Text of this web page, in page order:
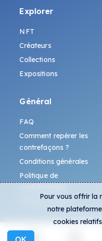
Explorer
NFT
Créateurs
Collections
Expositions
Général
FAQ
Comment repérer les
contrefaçons ?
Conditions générales
Politique de
Protocole All-Art
Pour vous offrir la
notre
cookies